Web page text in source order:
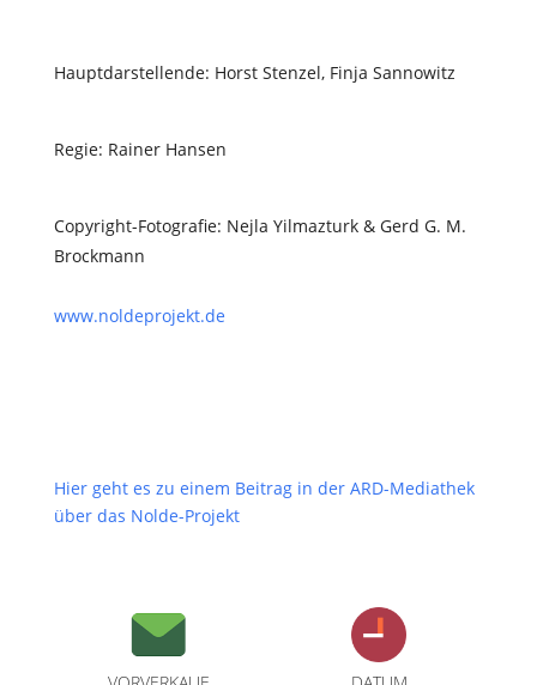
Hauptdarstellende: Horst Stenzel, Finja Sannowitz
Regie: Rainer Hansen
Copyright-Fotografie: Nejla Yilmazturk & Gerd G. M.
Brockmann
www.noldeprojekt.de
Hier geht es zu einem Beitrag in der ARD-Mediathek
über das Nolde-Projekt